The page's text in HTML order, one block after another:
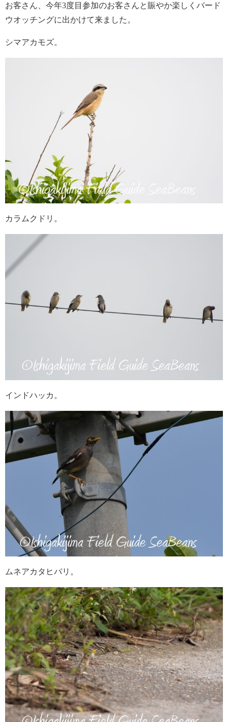
お客さん、今年3度目参加のお客さんと賑やか楽しくバード
ウオッチングに出かけて来ました。
シマアカモズ。
カラムクドリ。
インドハッカ。
ムネアカタヒバリ。